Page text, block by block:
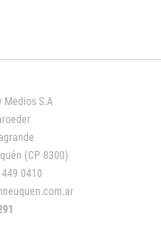
S.A
(CP 8300)
0410